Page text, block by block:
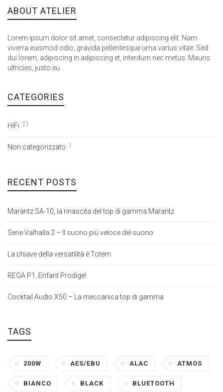
ABOUT ATELIER
Lorem ipsum dolor sit amet, consectetur adipiscing elit. Nam
viverra euismod odio, gravida pellentesque urna varius vitae. Sed
dui lorem, adipiscing in adipiscing et, interdum nec metus. Mauris
ultricies, justo eu.
CATEGORIES
HiFi 21
Non categorizzato 1
RECENT POSTS
Marantz SA-10, la rinascita del top di gamma Marantz
Serie Valhalla 2 – Il suono più veloce del suono
La chiave della versatilità è Totem
REGA P1, Enfant Prodige!
Cocktail Audio X50 – La meccanica top di gamma
TAGS
200W AES/EBU ALAC ATMOS
BIANCO BLACK BLUETOOTH